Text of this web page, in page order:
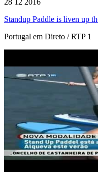
28 12 2016
Standup Paddle is liven up
Portugal em Direto / RTP 1